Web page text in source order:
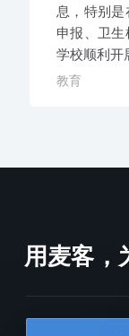
息，特别
申报、卫
学校顺利开
教育
用麦客，